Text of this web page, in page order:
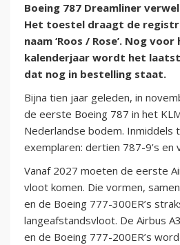
Boeing 787 Dreamliner
Het toestel draagt de
naam ‘Roos / Rose’. Nog
kalenderjaar wordt het
dat nog in bestelling staat.
Bijna tien jaar geleden, in
de eerste Boeing 787 in het
Nederlandse bodem. Inmiddels
exemplaren: dertien 787-9’s en
Vanaf 2027 moeten de eerste
vloot komen. Die vormen,
en de Boeing 777-300ER’s
langeafstandsvloot. De Airbus
en de Boeing 777-200ER’s